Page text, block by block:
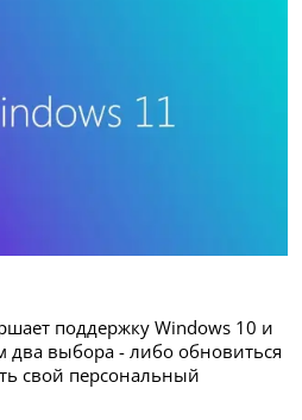
поддержку Windows 10 и
два выбора - либо обновиться
свой персональный